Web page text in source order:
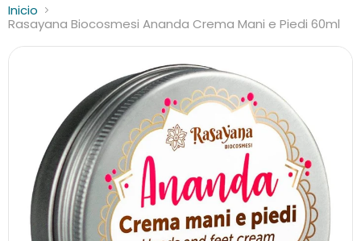
Inicio
Rasayana Biocosmesi Ananda Crema Mani e Piedi 60ml